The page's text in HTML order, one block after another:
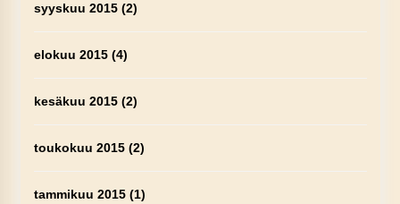
syyskuu 2015(2)
elokuu 2015(4)
kesäkuu 2015(2)
toukokuu 2015(2)
tammikuu 2015(1)